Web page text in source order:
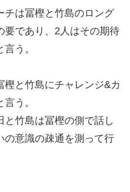
チは冨樫と竹島のロング
要であり、2人はその期待
う。
樫と竹島にチャレンジ&カ
う。
と竹島は冨樫の側で話し
の意識の疎通を測って行